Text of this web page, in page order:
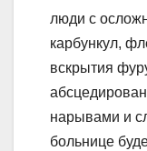
люди с
карбункул,
вскрытия
нарывами и
больнице